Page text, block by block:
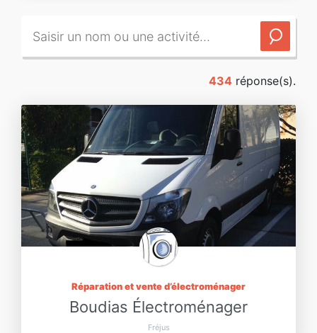
434 réponse(s).
Réparation et vente d’électroménager
Boudias Électroménager
Fréjus